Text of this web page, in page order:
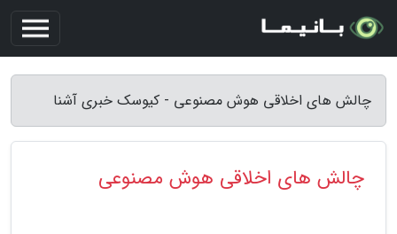
چالش های اخلاقی هوش مصنوعی - کیوسک خبری آشنا
چالش های اخلاقی هوش مصنوعی